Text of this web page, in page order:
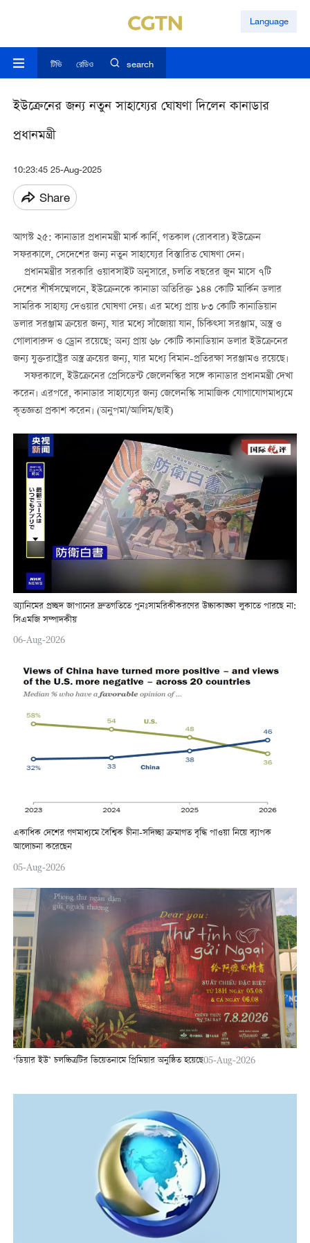
Language
টিভি রেডিও search
ইউক্রেনের জন্য নতুন সাহায্যের ঘোষণা দিলেন কানাডার
প্রধানমন্ত্রী
10:23:45 25-Aug-2025
Share
আগস্ট ২৫: কানাডার প্রধানমন্ত্রী মার্ক কার্নি, গতকাল (রোববার) ইউক্রেন
সফরকালে, সেদেশের জন্য নতুন সাহায্যের বিস্তারিত ঘোষণা দেন।
প্রধানমন্ত্রীর সরকারি ওয়াবসাইট অনুসারে, চলতি বছরের জুন মাসে ৭টি
দেশের শীর্ষসম্মেলনে, ইউক্রেনকে কানাডা অতিরিক্ত ১৪৪ কোটি মার্কিন ডলার
সামরিক সাহায্য দেওয়ার ঘোষণা দেয়। এর মধ্যে প্রায় ৮৩ কোটি কানাডিয়ান
ডলার সরঞ্জাম ক্রয়ের জন্য, যার মধ্যে সাঁজোয়া যান, চিকিত্সা সরঞ্জাম, অস্ত্র ও
গোলাবারুদ ও ড্রোন রয়েছে; অন্য প্রায় ৬৮ কোটি কানাডিয়ান ডলার ইউক্রেনের
জন্য যুক্তরাষ্ট্রের অস্ত্র ক্রয়ের জন্য, যার মধ্যে বিমান-প্রতিরক্ষা সরঞ্জামও রয়েছে।
সফরকালে, ইউক্রেনের প্রেসিডেন্ট জেলেনস্কির সঙ্গে কানাডার প্রধানমন্ত্রী দেখা
করেন। এরপরে, কানাডার সাহায্যের জন্য জেলেনস্কি সামাজিক যোগাযোগমাধ্যমে
কৃতজ্ঞতা প্রকাশ করেন। (অনুপমা/আলিম/ছাই)
অ্যানিমের প্রচ্ছদ জাপানের দ্রুতগতিতে পুনঃসামরিকীকরণের উচ্চাকাঙ্ক্ষা লুকাতে পারছে না:
সিএমজি সম্পাদকীয়
06-Aug-2026
একাধিক দেশের গণমাধ্যমে বৈশ্বিক চীনা-সদিচ্ছা ক্রমাগত বৃদ্ধি পাওয়া নিয়ে ব্যাপক
আলোচনা করেছেন
05-Aug-2026
‘ডিয়ার ইউ’ চলচ্চিত্রটির ভিয়েতনামে প্রিমিয়ার অনুষ্ঠিত হয়েছে05-Aug-2026